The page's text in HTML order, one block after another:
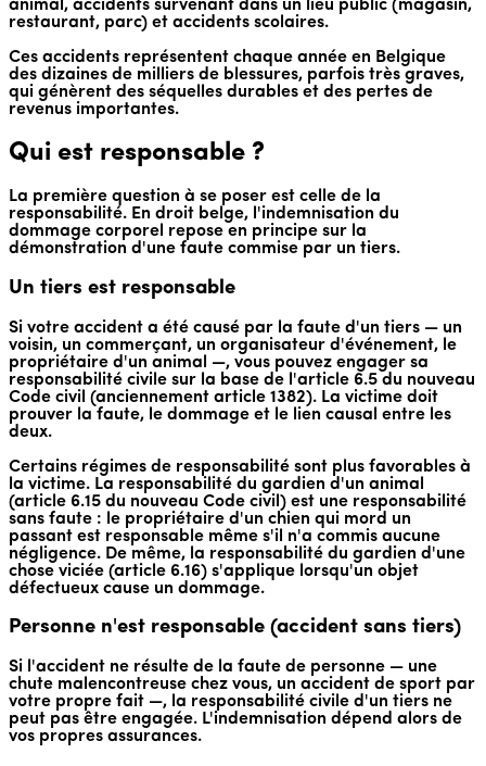
animal, accidents survenant dans un lieu public (magasin,
restaurant, parc) et accidents scolaires.
Ces accidents représentent chaque année en Belgique
des dizaines de milliers de blessures, parfois très graves,
qui génèrent des séquelles durables et des pertes de
revenus importantes.
Qui est responsable ?
La première question à se poser est celle de la
responsabilité. En droit belge, l'indemnisation du
dommage corporel repose en principe sur la
démonstration d'une faute commise par un tiers.
Un tiers est responsable
Si votre accident a été causé par la faute d'un tiers — un
voisin, un commerçant, un organisateur d'événement, le
propriétaire d'un animal —, vous pouvez engager sa
responsabilité civile sur la base de l'article 6.5 du nouveau
Code civil (anciennement article 1382). La victime doit
prouver la faute, le dommage et le lien causal entre les
deux.
Certains régimes de responsabilité sont plus favorables à
la victime. La responsabilité du gardien d'un animal
(article 6.15 du nouveau Code civil) est une responsabilité
sans faute : le propriétaire d'un chien qui mord un
passant est responsable même s'il n'a commis aucune
négligence. De même, la responsabilité du gardien d'une
chose viciée (article 6.16) s'applique lorsqu'un objet
défectueux cause un dommage.
Personne n'est responsable (accident sans tiers)
Si l'accident ne résulte de la faute de personne — une
chute malencontreuse chez vous, un accident de sport par
votre propre fait —, la responsabilité civile d'un tiers ne
peut pas être engagée. L'indemnisation dépend alors de
vos propres assurances.